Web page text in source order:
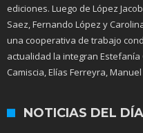
ediciones. Luego de López
Saez, Fernando López y
una cooperativa de trabajo
actualidad la integran Estefanía
Camiscia, Elías Ferreyra,
NOTICIAS DEL DÍA